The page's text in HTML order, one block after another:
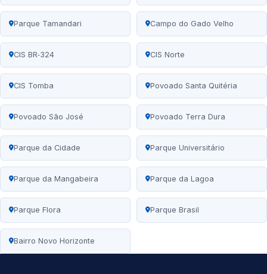
Parque Tamandari Campo do Gado Velho
CIS BR‑324 CIS Norte
CIS Tomba Povoado Santa Quitéria
Povoado São José Povoado Terra Dura
Parque da Cidade Parque Universitário
Parque da Mangabeira Parque da Lagoa
Parque Flora Parque Brasil
Bairro Novo Horizonte